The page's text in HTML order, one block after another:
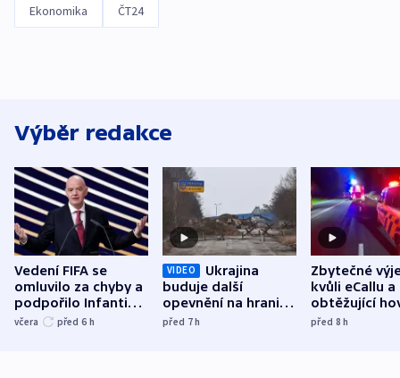
Ekonomika ČT24
Výběr redakce
Vedení FIFA se
omluvilo za chyby a
podpořilo Infantina.
UEFA trvá na
včera před 6 h
VIDEO
Ukrajina
buduje další
opevnění na hranici
s Běloruskem
před 7h
Zbytečné
kvůli eCallu a
obtěžující
zdržují
před 8h